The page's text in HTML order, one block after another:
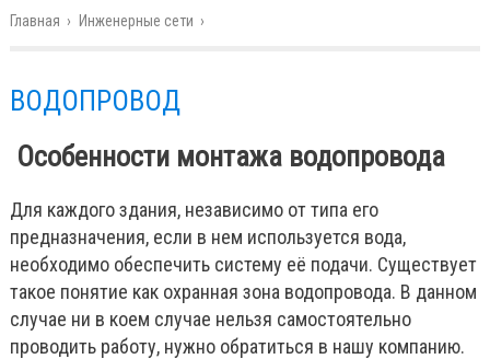
Главная › Инженерные сети ›
ВОДОПРОВОД
Особенности монтажа водопровода
Для каждого здания, независимо от типа его
предназначения, если в нем используется вода,
необходимо обеспечить систему её подачи. Существует
такое понятие как охранная зона водопровода. В данном
случае ни в коем случае нельзя самостоятельно
проводить работу, нужно обратиться в нашу компанию.